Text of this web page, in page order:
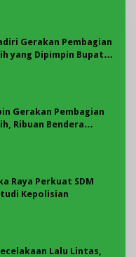
Gerakan Pembagian
yang Dipimpin Bupati
Gerakan Pembagian
Ribuan Bendera
Raya Perkuat SDM
Kepolisian
Lalu Lintas,